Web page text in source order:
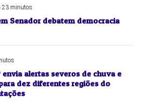
23 minutos
Senador debatem democracia
envia alertas severos de chuva e
dez diferentes regiões do